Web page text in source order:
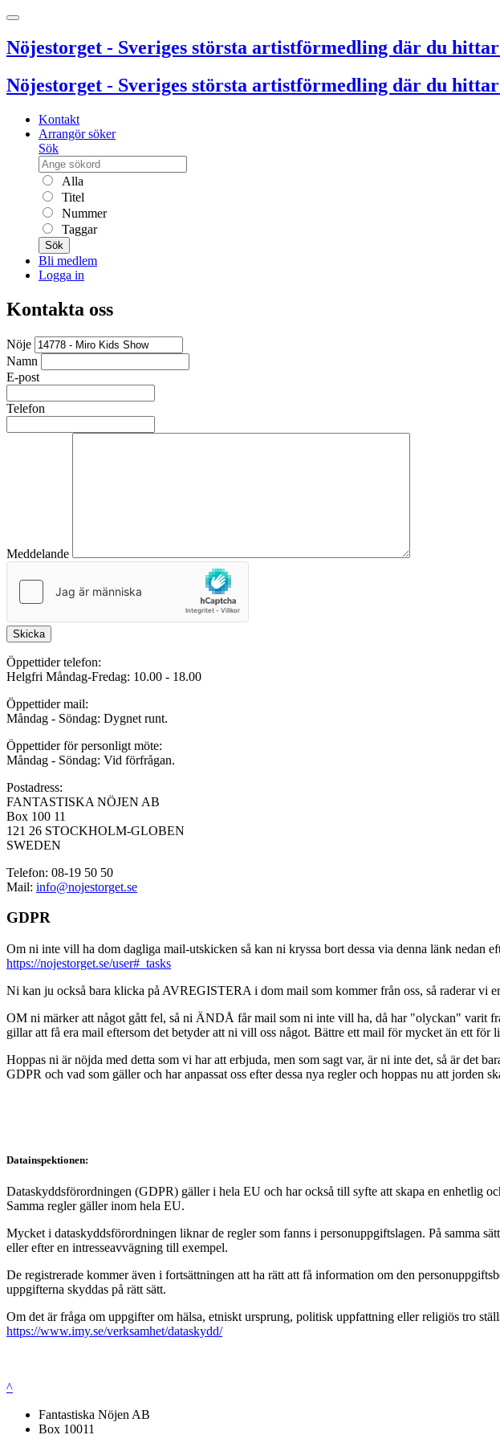
Nöjestorget - Sveriges största artistförmedling där du
Nöjestorget - Sveriges största artistförmedling där du
Kontakt
Arrangör söker
Sök
Alla
Titel
Nummer
Taggar
Sök
Bli medlem
Logga in
Kontakta oss
Nöje
Namn
E-post
Telefon
Meddelande
Skicka
Öppettider telefon:
Helgfri Måndag-Fredag: 10.00 - 18.00
Öppettider mail:
Måndag - Söndag: Dygnet runt.
Öppettider för personligt möte:
Måndag - Söndag: Vid förfrågan.
Postadress:
FANTASTISKA NÖJEN AB
Box 100 11
121 26 STOCKHOLM-GLOBEN
SWEDEN
Telefon: 08-19 50 50
Mail: info@nojestorget.se
GDPR
Om ni inte vill ha dom dagliga mail-utskicken så kan ni kryssa bort dessa via denna länk nedan
https://nojestorget.se/user#_tasks
Ni kan ju också bara klicka på AVREGISTERA i dom mail som kommer från oss, så raderar vi
OM ni märker att något gått fel, så ni ÄNDÅ får mail som ni inte vill ha, då har "olyckan" varit
gillar att få era mail eftersom det betyder att ni vill oss något. Bättre ett mail för mycket än ett för
Hoppas ni är nöjda med detta som vi har att erbjuda, men som sagt var, är ni inte det, så är det
GDPR och vad som gäller och har anpassat oss efter dessa nya regler och hoppas nu att jorden
Datainspektionen:
Dataskyddsförordningen (GDPR) gäller i hela EU och har också till syfte att skapa en enhetlig
Samma regler gäller inom hela EU.
Mycket i dataskyddsförordningen liknar de regler som fanns i personuppgiftslagen. På samma
eller efter en intresseavvägning till exempel.
De registrerade kommer även i fortsättningen att ha rätt att få information om den
uppgifterna skyddas på rätt sätt.
Om det är fråga om uppgifter om hälsa, etniskt ursprung, politisk uppfattning eller religiös tro
https://www.imy.se/verksamhet/dataskydd/
^
Fantastiska Nöjen AB
Box 10011